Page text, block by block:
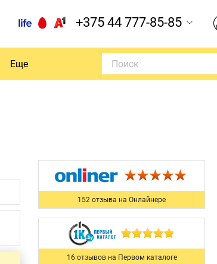
+375 44 777-85-85
Еще
152 отзыва на Онлайнере
16 отзывов на Первом каталоге